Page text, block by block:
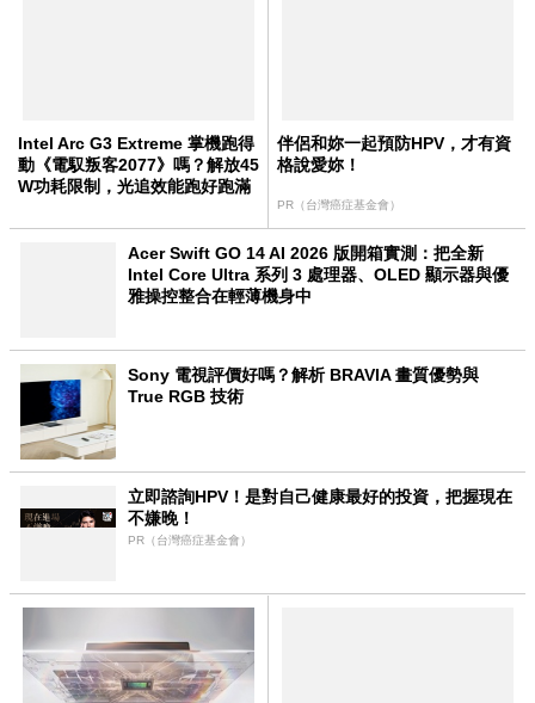
Intel Arc G3 Extreme 掌機跑得
動《電馭叛客2077》嗎？解放45
W功耗限制，光追效能跑好跑滿
伴侶和妳一起預防HPV，才有資
格說愛妳！
PR（台灣癌症基金會）
Acer Swift GO 14 AI 2026 版開箱實測：把全新
Intel Core Ultra 系列 3 處理器、OLED 顯示器與優
雅操控整合在輕薄機身中
Sony 電視評價好嗎？解析 BRAVIA 畫質優勢與
True RGB 技術
立即諮詢HPV！是對自己健康最好的投資，把握現在
不嫌晚！
PR（台灣癌症基金會）